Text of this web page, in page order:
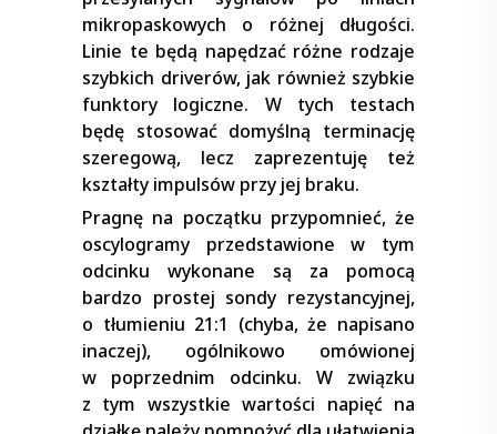
mikropaskowych o różnej długości.
Linie te będą napędzać różne rodzaje
szybkich driverów, jak również szybkie
funktory logiczne. W tych testach
będę stosować domyślną terminację
szeregową, lecz zaprezentuję też
kształty impulsów przy jej braku.
Pragnę na początku przypomnieć, że
oscylogramy przedstawione w tym
odcinku wykonane są za pomocą
bardzo prostej sondy rezystancyjnej,
o tłumieniu 21:1 (chyba, że napisano
inaczej), ogólnikowo omówionej
w poprzednim odcinku. W związku
z tym wszystkie wartości napięć na